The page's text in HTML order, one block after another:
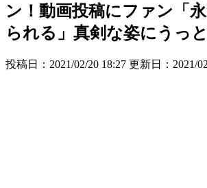
ン！動画投稿にファン「
られる」真剣な姿にうっ
投稿日：2021/02/20 18:27 更新日： 2021/